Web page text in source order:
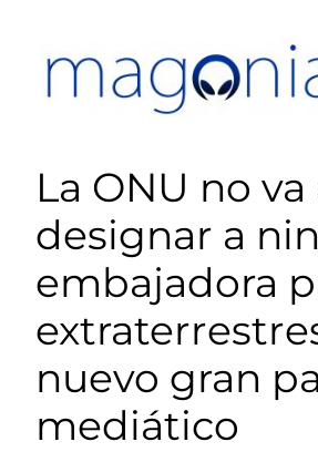
contenido
La ONU no va
designar a
embajadora
nuevo gran
mediático